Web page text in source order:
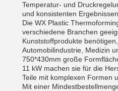
Temperatur- und
und konsistenten
Die WX Plastic
verschiedene Branchen
Kunststoffprodukte
Automobilindustrie, Medizin
750*430mm große
11 kW machen sie für die
Teile mit komplexen Formen
Mit einer